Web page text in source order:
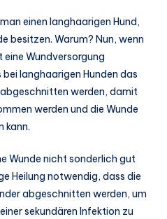
einen langhaarigen Hund,
besitzen. Warum? Nun, wenn
Wundversorgung
langhaarigen Hunden das
abgeschnitten werden, damit
werden und die Wunde
kann.
Wunde nicht sonderlich gut
Heilung notwendig, dass die
abgeschnitten werden, um
sekundären Infektion zu